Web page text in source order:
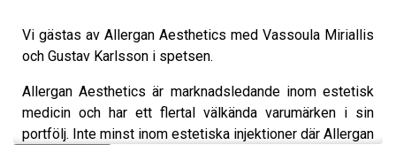
Vi gästas av Allergan Aesthetics med Vassoula Miriallis
och Gustav Karlsson i spetsen.
Allergan Aesthetics är marknadsledande inom estetisk
medicin och har ett flertal välkända varumärken i sin
portfölj. Inte minst inom estetiska injektioner där Allergan